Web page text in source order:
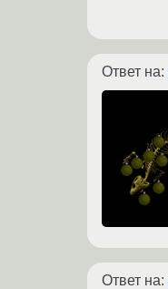
Ответ на:
Ответ на: